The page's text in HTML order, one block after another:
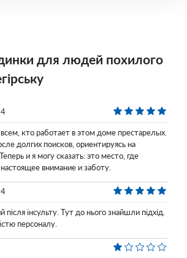
для людей похилого
кто работает в этом доме престарелых.
долгих поисков, ориентируясь на
и я могу сказать: это место, где
внимание и заботу.
після інсульту. Тут до нього знайшли підхід.
персоналу.